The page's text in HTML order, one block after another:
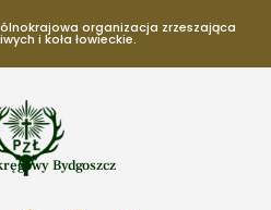
organizacja zrzeszająca
i koła łowieckie.
Bydgoszcz